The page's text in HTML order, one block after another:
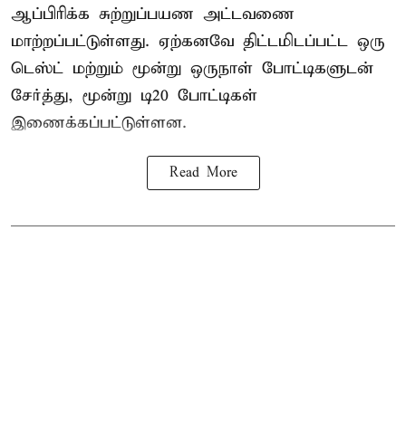
ஆப்பிரிக்க சுற்றுப்பயண அட்டவணை
மாற்றப்பட்டுள்ளது. ஏற்கனவே திட்டமிடப்பட்ட ஒரு
டெஸ்ட் மற்றும் மூன்று ஒருநாள் போட்டிகளுடன்
சேர்த்து, மூன்று டி20 போட்டிகள்
இணைக்கப்பட்டுள்ளன.
Read More